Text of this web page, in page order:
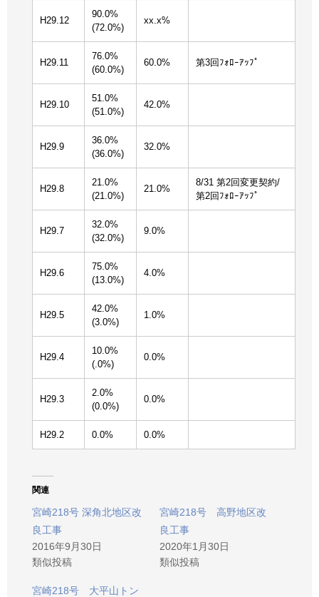
H29.12
90.0%
(72.0%)
xx.x%
H29.11
76.0%
(60.0%)
60.0% 第3回ﾌｫﾛｰｱｯﾌﾟ
H29.10
51.0%
(51.0%)
42.0%
H29.9
36.0%
(36.0%)
32.0%
H29.8
21.0%
(21.0%)
21.0%
8/31 第2回変更契約/
第2回ﾌｫﾛｰｱｯﾌﾟ
H29.7
32.0%
(32.0%)
9.0%
H29.6
75.0%
(13.0%)
4.0%
H29.5
42.0%
(3.0%)
1.0%
H29.4
10.0%
(.0%)
0.0%
H29.3
2.0%
(0.0%)
0.0%
H29.2 0.0% 0.0%
関連
宮崎218号 深角北地区改
良工事
2016年9月30日
類似投稿
宮崎218号 高野地区改
良工事
2020年1月30日
類似投稿
宮崎218号 大平山トン